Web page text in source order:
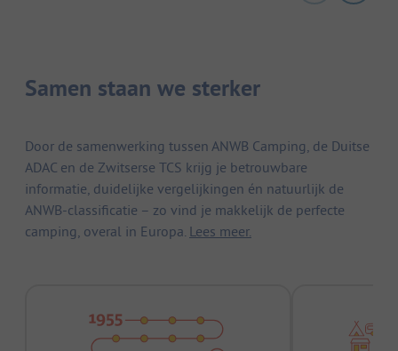
Samen staan we sterker
Door de samenwerking tussen ANWB Camping, de Duitse
ADAC en de Zwitserse TCS krijg je betrouwbare
informatie, duidelijke vergelijkingen én natuurlijk de
ANWB-classificatie – zo vind je makkelijk de perfecte
camping, overal in Europa. Lees meer.